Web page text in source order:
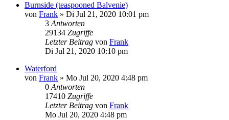
Burnside (teaspooned Balvenie)
von Frank » Di Jul 21, 2020 10:01 pm
3Antworten
29134 Zugriffe
Letzter Beitrag von Frank
Di Jul 21, 2020 10:10 pm
Waterford
von Frank » Mo Jul 20, 2020 4:48 pm
0Antworten
17410 Zugriffe
Letzter Beitrag von Frank
Mo Jul 20, 2020 4:48 pm